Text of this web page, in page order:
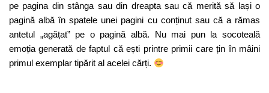
pe pagina din stânga sau din dreapta sau că merită să lași o
pagină albă în spatele unei pagini cu conținut sau că a rămas
antetul „agățat” pe o pagină albă. Nu mai pun la socoteală
emoția generată de faptul că ești printre primii care țin în mâini
primul exemplar tipărit al acelei cărți.